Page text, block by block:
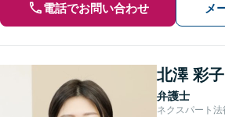
電話でお問い合わせ メ
北澤 彩子
弁護士
ネクスパート